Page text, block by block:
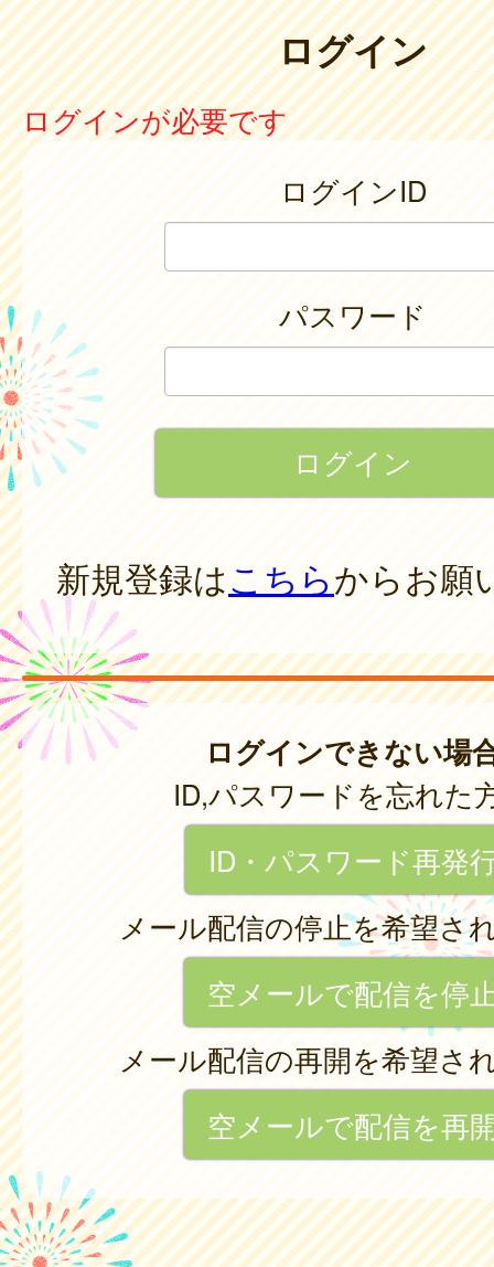
ログイン
ログインが必要です
ログインID
パスワード
新規登録はこちらからお願
ログインできない場
ID,パスワードを忘れた
ID・パスワード再発
メール配信の停止を希望さ
空メールで配信を停
メール配信の再開を希望さ
空メールで配信を再